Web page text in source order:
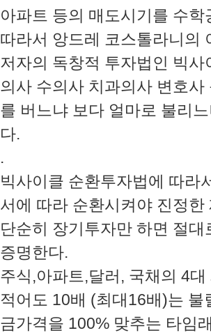
아파트 등의 매도시기를 수
따라서 앙드레 코스톨라니의
저자의 독창적 투자법인 빅
의사 수의사 치과의사 변호
를 버느냐 보다 얼마로 불리
다.
.
빅사이클 순환투자법에 따라
서에 따라 순환시켜야 진정
단순히 장기투자만 하면 절
증명한다.
주식,아파트,달러, 국채의 4
적어도 10배 (최대16배)는 불
금가격을 100% 맞추는 타임